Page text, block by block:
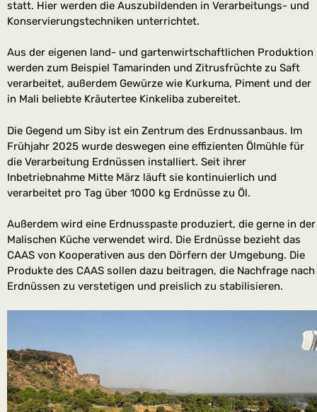
statt. Hier werden die Auszubildenden in Verarbeitungs- und
Konservierungstechniken unterrichtet.
Aus der eigenen land- und gartenwirtschaftlichen Produktion
werden zum Beispiel Tamarinden und Zitrusfrüchte zu Saft
verarbeitet, außerdem Gewürze wie Kurkuma, Piment und der
in Mali beliebte Kräutertee Kinkeliba zubereitet.
Die Gegend um Siby ist ein Zentrum des Erdnussanbaus. Im
Frühjahr 2025 wurde deswegen eine effizienten Ölmühle für
die Verarbeitung Erdnüssen installiert. Seit ihrer
Inbetriebnahme Mitte März läuft sie kontinuierlich und
verarbeitet pro Tag über 1000 kg Erdnüsse zu Öl.
Außerdem wird eine Erdnusspaste produziert, die gerne in der
Malischen Küche verwendet wird. Die Erdnüsse bezieht das
CAAS von Kooperativen aus den Dörfern der Umgebung. Die
Produkte des CAAS sollen dazu beitragen, die Nachfrage nach
Erdnüssen zu verstetigen und preislich zu stabilisieren.